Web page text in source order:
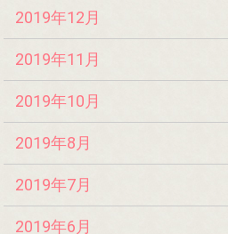
2019年12月
2019年11月
2019年10月
2019年8月
2019年7月
2019年6月